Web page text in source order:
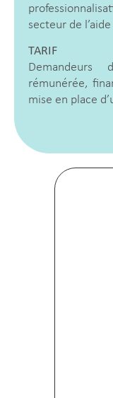
secteur de
TARIF
Demandeurs
rémunérée,
mise en place